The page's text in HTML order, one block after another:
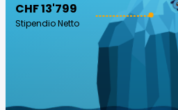
CHF 13'799
Stipendio Netto